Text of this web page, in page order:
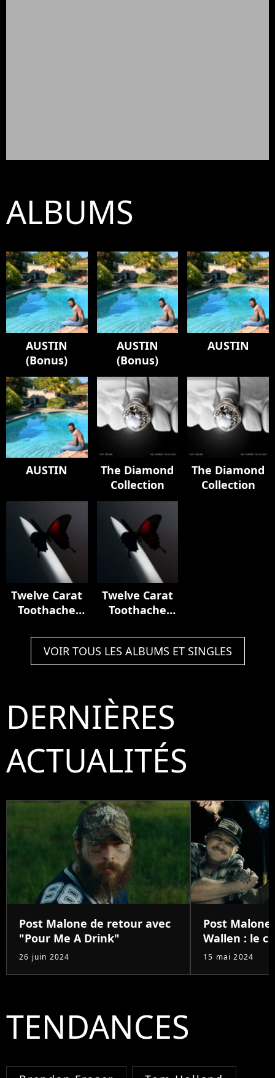
ALBUMS
AUSTIN
(Bonus)
AUSTIN
(Bonus)
AUSTIN
AUSTIN
The Diamond
Collection
The Diamond
Collection
Twelve Carat
Toothache
Twelve Carat
Toothache
VOIR TOUS LES ALBUMS ET SINGLES
DERNIÈRES
ACTUALITÉS
Post Malone de retour avec
"Pour Me A Drink"
26 juin 2024
Post
Wallen : le
15 mai 2024
TENDANCES